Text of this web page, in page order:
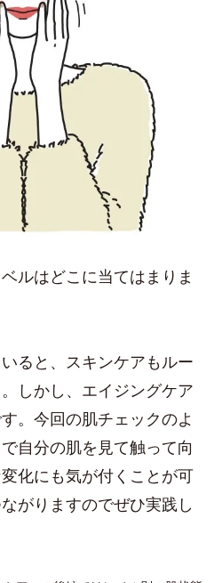
ルはどこに当てはまりま
ると、スキンケアもルー
しかし、エイジングケア
。今回の肌チェックのよ
自分の肌を見て触って向
化にも気が付くことが可
がりますのでぜひ実践し